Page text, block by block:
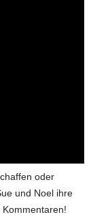
oder
und Noel ihre